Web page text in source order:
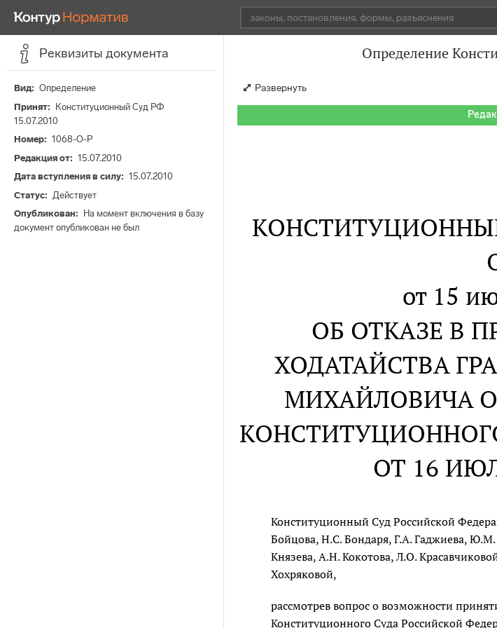
Реквизиты документа
Вид
Определение
Принят
Конституционный Суд РФ
15.07.2010
Номер
1068-О-Р
Редакция от
15.07.2010
Дата вступления в силу
15.07.2010
Статус
Действует
Опубликован
На момент включения в базу
документ опубликован не был
Определение
Развернуть
от 15
ОБ ОТКАЗЕ В
ХОДАТАЙСТВА
МИХАЙЛОВИЧА
ОТ 16
Конституционный Суд Российской
Бойцова, Н.С. Бондаря, Г.А. Гаджиева,
Князева, А.Н. Кокотова, Л.О.
Хохряковой,
рассмотрев вопрос о возможности
Конституционного Суда Российской